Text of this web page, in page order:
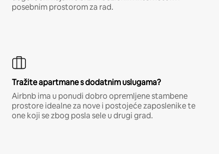
posebnim prostorom za rad.
Tražite apartmane s dodatnim uslugama?
Airbnb ima u ponudi dobro opremljene stambene
prostore idealne za nove i postojeće zaposlenike te
one koji se zbog posla sele u drugi grad.